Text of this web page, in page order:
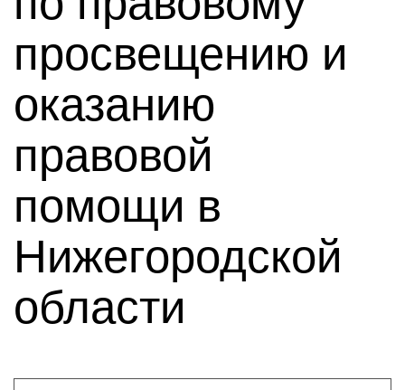
просвещению и
оказанию
правовой
помощи в
Нижегородской
области